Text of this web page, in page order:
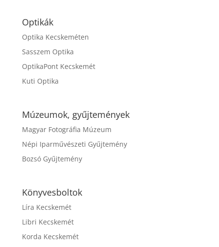
Optikák
Optika Kecskeméten
Sasszem Optika
OptikaPont Kecskemét
Kuti Optika
Múzeumok, gyűjtemények
Magyar Fotográfia Múzeum
Népi Iparművészeti Gyűjtemény
Bozsó Gyűjtemény
Könyvesboltok
Líra Kecskemét
Libri Kecskemét
Korda Kecskemét